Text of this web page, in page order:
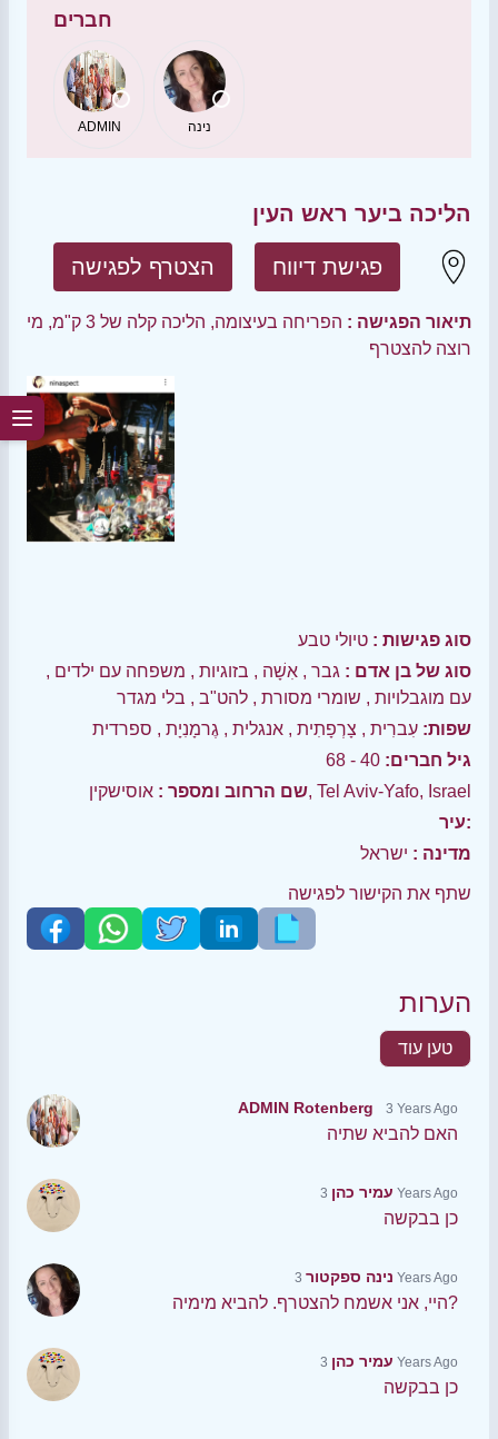
חברים
ADMIN נינה
הליכה ביער ראש העין
הצטרף לפגישה פגישת דיווח
תיאור הפגישה :
הפריחה בעיצומה, הליכה קלה של 3 ק"מ, מי
רוצה להצטרף
סוג פגישות : טיולי טבע
סוג של בן אדם : גבר , אִשָׁה , בזוגיות , משפחה עם ילדים ,
עם מוגבלויות , שומרי מסורת , להט"ב , בלי מגדר
שפות: עִברִית , צָרְפָתִית , אנגלית , גֶרמָנִיָת , ספרדית
גיל חברים: 40 - 68
שם הרחוב ומספר :אוסישקין, Tel Aviv-Yafo, Israel
עיר:
מדינה : ישראל
שתף את הקישור לפגישה
הערות
טען עוד
ADMIN Rotenberg 3 Years Ago
האם להביא שתיה
עמיר כהן 3 Years Ago
כן בבקשה
נינה ספקטור 3 Years Ago
היי, אני אשמח להצטרף. להביא מימיה?
עמיר כהן 3 Years Ago
כן בבקשה